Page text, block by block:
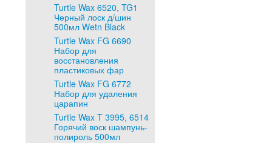
Turtle Wax 6520, TG1
Черный лоск д/шин
500мл Wetn Black
Turtle Wax FG 6690
Набор для
восстановления
пластиковых фар
Turtle Wax FG 6772
Набор для удаления
царапин
Turtle Wax T 3995, 6514
Горячий воск шампунь-
полироль 500мл